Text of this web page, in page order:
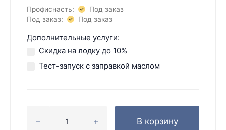
Профиснасть:
Под заказ
Под заказ:
Под заказ
Дополнительные услуги:
Скидка на лодку до 10%
Тест-запуск с заправкой маслом
В корзину